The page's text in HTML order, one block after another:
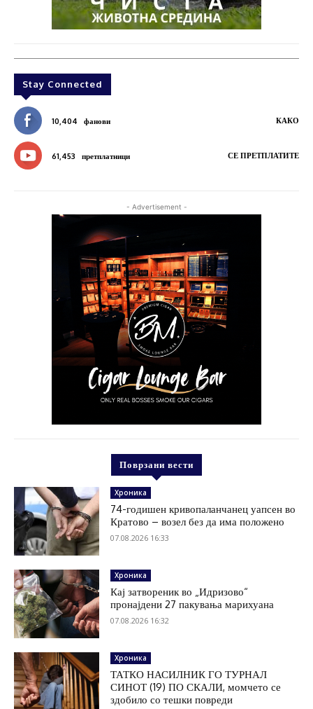
Stay Connected
10,404 фанови КАКО
61,453 претплатници СЕ ПРЕТПЛАТИТЕ
- Advertisement -
Поврзани вести
Хроника
74-годишен кривопаланчанец уапсен во
Кратово – возел без да има положено
07.08.2026 16:33
Хроника
Кај затвореник во „Идризово“
пронајдени 27 пакувања марихуана
07.08.2026 16:32
Хроника
ТАТКО НАСИЛНИК ГО ТУРНАЛ
СИНОТ (19) ПО СКАЛИ, момчето се
здобило со тешки повреди